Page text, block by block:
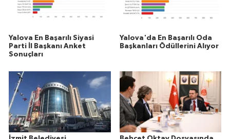
Yalova En Başarılı Siyasi
Parti İl Başkanı Anket
Sonuçları
Yalova'da En Başarılı Oda
Başkanları Ödüllerini Alıyor